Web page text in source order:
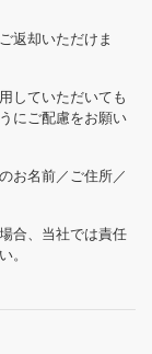
返却いただけま
していただいても
にご配慮をお願い
お名前／ご住所／
合、当社では責任
。